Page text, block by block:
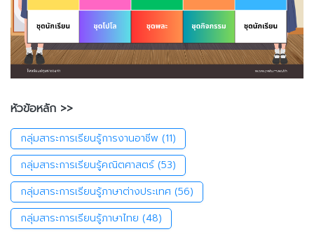
หัวข้อหลัก >>
กลุ่มสาระการเรียนรู้การงานอาชีพ (11)
กลุ่มสาระการเรียนรู้คณิตศาสตร์ (53)
กลุ่มสาระการเรียนรู้ภาษาต่างประเทศ (56)
กลุ่มสาระการเรียนรู้ภาษาไทย (48)